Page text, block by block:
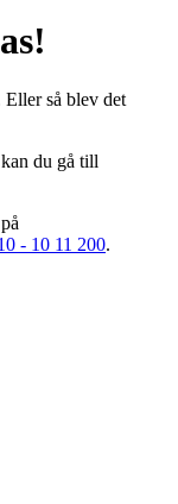
så blev det
du gå till
- 10 11 200.